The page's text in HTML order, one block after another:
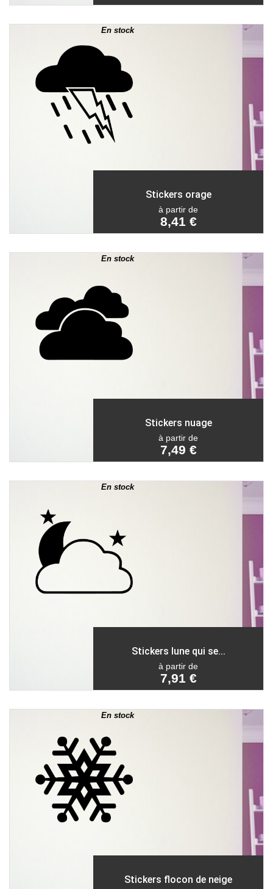
En stock
Stickers orage
à partir de
8,41 €
En stock
Stickers nuage
à partir de
7,49 €
En stock
Stickers lune qui se...
à partir de
7,91 €
En stock
Stickers flocon de neige